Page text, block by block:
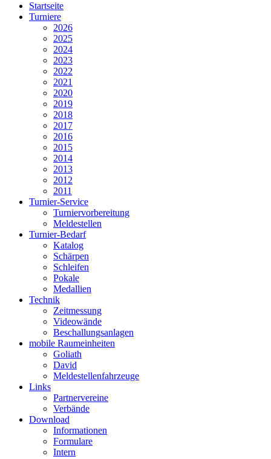
Startseite
Turniere
2026
2025
2024
2023
2022
2021
2020
2019
2018
2017
2016
2015
2014
2013
2012
2011
Turnier-Service
Turniervorbereitung
Meldestellen
Turnier-Bedarf
Katalog
Schärpen
Schleifen
Pokale
Medallien
Technik
Zeitmessung
Videowände
Beschallungsanlagen
mobile Raumeinheiten
Goliath
David
Meldestellenfahrzeuge
Links
Partnervereine
Verbände
Download
Informationen
Formulare
Intern